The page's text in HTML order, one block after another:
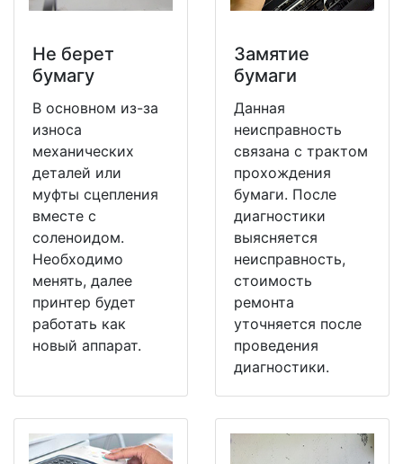
Не берет
бумагу
В основном из-за
износа
механических
деталей или
муфты сцепления
вместе с
соленоидом.
Необходимо
менять, далее
принтер будет
работать как
новый аппарат.
Замятие
бумаги
Данная
неисправность
связана с трактом
прохождения
бумаги. После
диагностики
выясняется
неисправность,
стоимость
ремонта
уточняется после
проведения
диагностики.